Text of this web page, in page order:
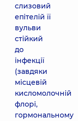
слизовий
епітелій її
вульви
стійкий
до
інфекції
(завдяки
місцевій
кисломолочній
флорі,
гормональному